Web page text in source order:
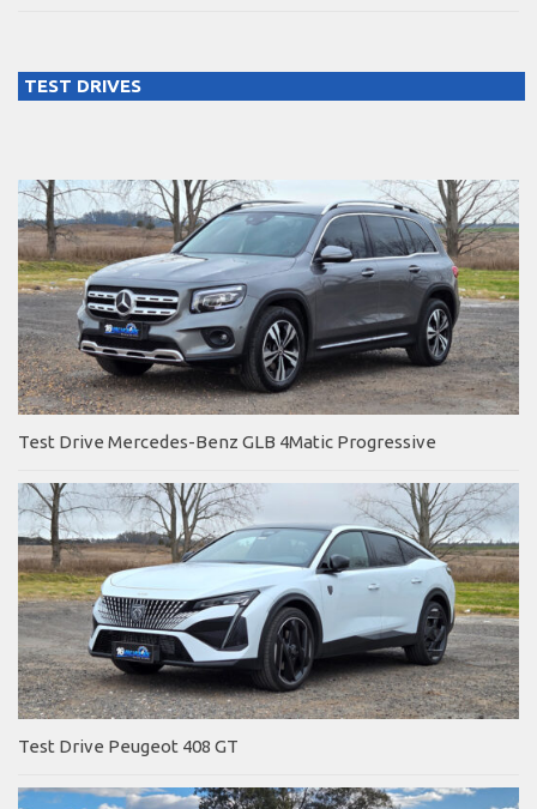
TEST DRIVES
Test Drive Mercedes-Benz GLB 4Matic Progressive
Test Drive Peugeot 408 GT